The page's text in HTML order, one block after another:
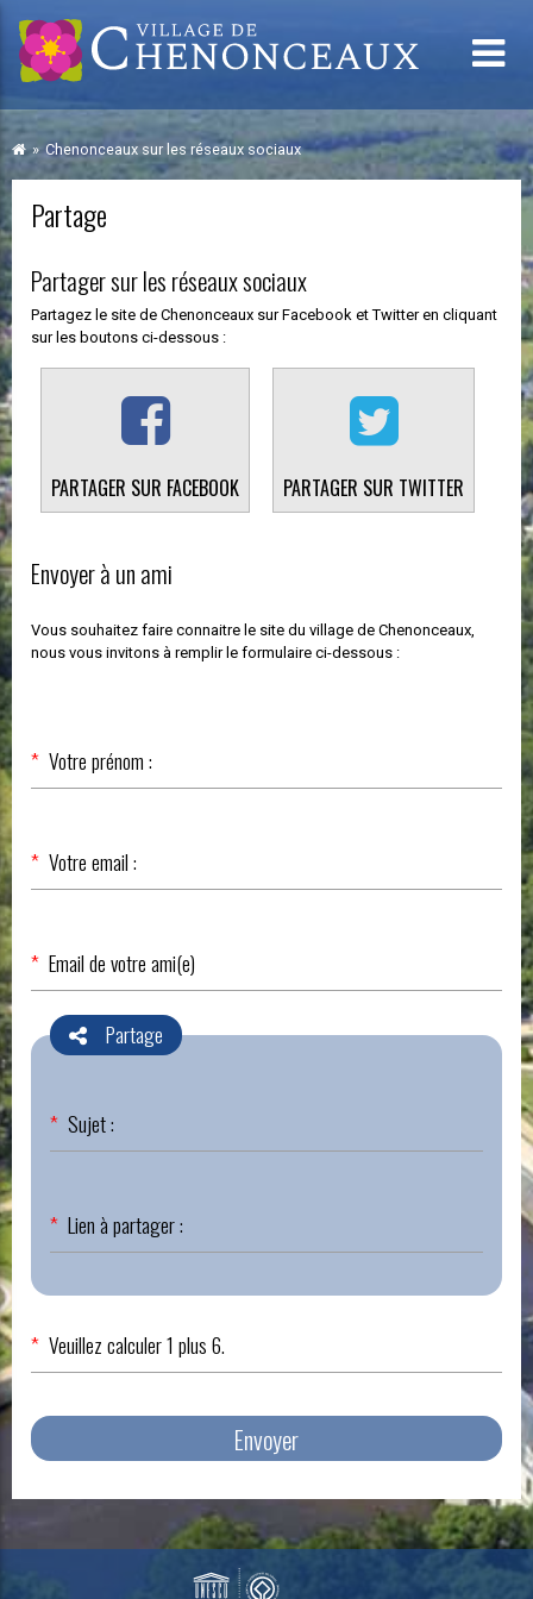
Chenonceaux sur les réseaux sociaux
Partage
Partager sur les réseaux sociaux
Partagez le site de Chenonceaux sur Facebook et Twitter en cliquant
sur les boutons ci-dessous :
PARTAGER SUR FACEBOOK PARTAGER SUR TWITTER
Envoyer à un ami
Vous souhaitez faire connaitre le site du village de Chenonceaux,
nous vous invitons à remplir le formulaire ci-dessous :
Champ
obligatoire
Votre prénom :
*
Champ
obligatoire
Votre email :
*
Champ
obligatoire
Email de votre ami(e)
*
Partage
Champ
obligatoire
Sujet :
*
Champ
obligatoire
Lien à partager :
*
Veuillez calculer 1 plus 6.
*